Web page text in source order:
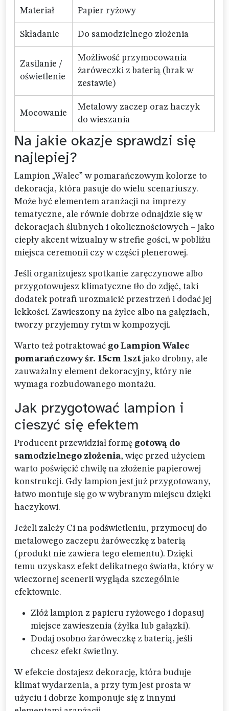
Materiał Papier ryżowy
Składanie Do samodzielnego złożenia
Zasilanie /
oświetlenie
Możliwość przymocowania
żaróweczki z baterią (brak w
zestawie)
Mocowanie
Metalowy zaczep oraz haczyk
do wieszania
Na jakie okazje sprawdzi się
najlepiej?
Lampion „Walec” w pomarańczowym kolorze to
dekoracja, która pasuje do wielu scenariuszy.
Może być elementem aranżacji na imprezy
tematyczne, ale równie dobrze odnajdzie się w
dekoracjach ślubnych i okolicznościowych – jako
ciepły akcent wizualny w strefie gości, w pobliżu
miejsca ceremonii czy w części plenerowej.
Jeśli organizujesz spotkanie zaręczynowe albo
przygotowujesz klimatyczne tło do zdjęć, taki
dodatek potrafi urozmaicić przestrzeń i dodać jej
lekkości. Zawieszony na żyłce albo na gałęziach,
tworzy przyjemny rytm w kompozycji.
Warto też potraktować go Lampion Walec
pomarańczowy śr. 15cm 1szt jako drobny, ale
zauważalny element dekoracyjny, który nie
wymaga rozbudowanego montażu.
Jak przygotować lampion i
cieszyć się efektem
Producent przewidział formę gotową do
samodzielnego złożenia, więc przed użyciem
warto poświęcić chwilę na złożenie papierowej
konstrukcji. Gdy lampion jest już przygotowany,
łatwo montuje się go w wybranym miejscu dzięki
haczykowi.
Jeżeli zależy Ci na podświetleniu, przymocuj do
metalowego zaczepu żaróweczkę z baterią
(produkt nie zawiera tego elementu). Dzięki
temu uzyskasz efekt delikatnego światła, który w
wieczornej scenerii wygląda szczególnie
efektownie.
Złóż lampion z papieru ryżowego i dopasuj
miejsce zawieszenia (żyłka lub gałązki).
Dodaj osobno żaróweczkę z baterią, jeśli
chcesz efekt świetlny.
W efekcie dostajesz dekorację, która buduje
klimat wydarzenia, a przy tym jest prosta w
użyciu i dobrze komponuje się z innymi